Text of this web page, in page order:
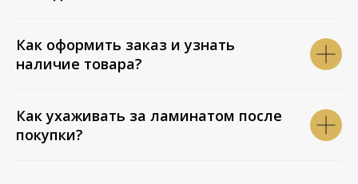
Как оформить заказ и узнать
наличие товара?
Как ухаживать за ламинатом после
покупки?